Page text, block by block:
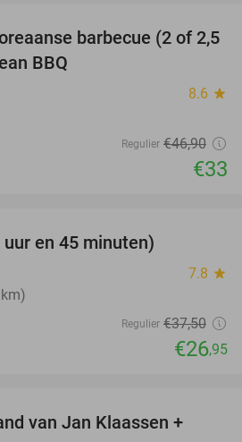
30%
barbecue (2 of 2,5
BBQ
8.6 star
Regulier €46,90
€33
en 45 minuten)
7.8 star
Regulier €37,50
€26,95
van Jan Klaassen +